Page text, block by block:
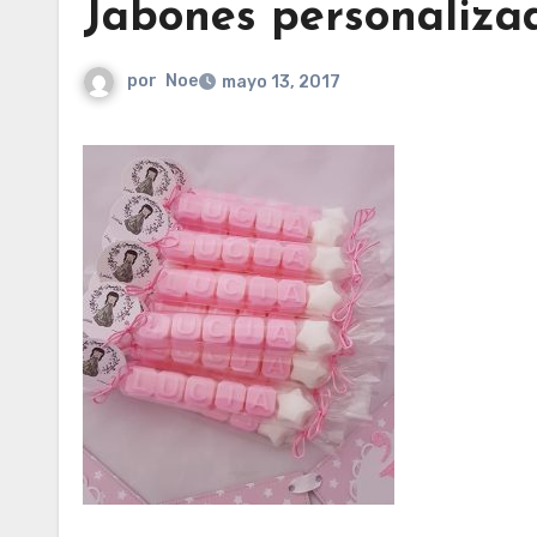
Jabones
por Noe mayo 13, 2017